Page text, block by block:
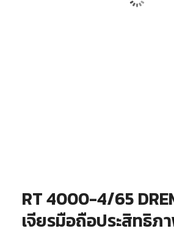
RT 4000-4/65
เจียรมือถือประสิทธิภ